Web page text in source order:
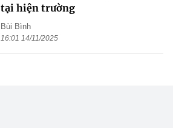
tại hiện trường
Bùi Bình
16:01 14/11/2025